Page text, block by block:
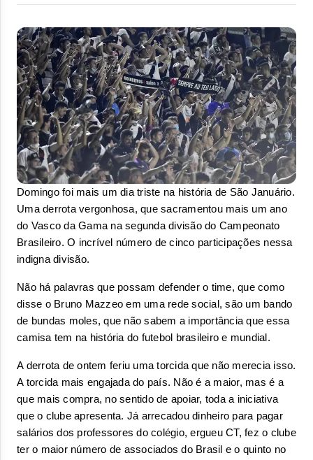
Domingo foi mais um dia triste na história de São Januário.
Uma derrota vergonhosa, que sacramentou mais um ano
do Vasco da Gama na segunda divisão do Campeonato
Brasileiro. O incrível número de cinco participações nessa
indigna divisão.
Não há palavras que possam defender o time, que como
disse o Bruno Mazzeo em uma rede social, são um bando
de bundas moles, que não sabem a importância que essa
camisa tem na história do futebol brasileiro e mundial.
A derrota de ontem feriu uma torcida que não merecia isso.
A torcida mais engajada do país. Não é a maior, mas é a
que mais compra, no sentido de apoiar, toda a iniciativa
que o clube apresenta. Já arrecadou dinheiro para pagar
salários dos professores do colégio, ergueu CT, fez o clube
ter o maior número de associados do Brasil e o quinto no